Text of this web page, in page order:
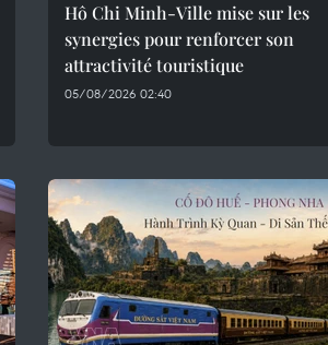
Hô Chi Minh-Ville mise sur les
synergies pour renforcer son
attractivité touristique
05/08/2026 02:40